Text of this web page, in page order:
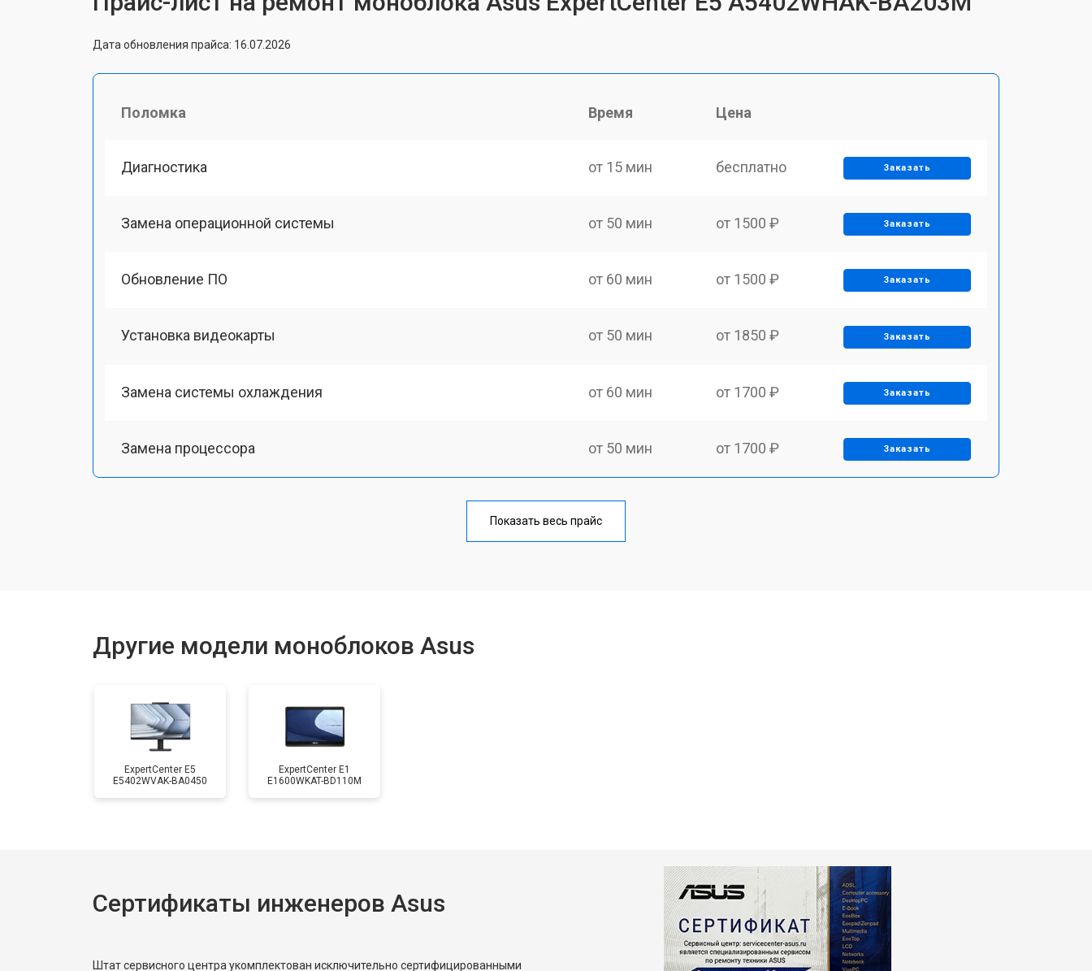
Дата обновления прайса: 16.07.2026
Поломка Время Цена
Диагностика от 15 мин бесплатно Заказать
Замена операционной системы от 50 мин от 1500 ₽ Заказать
Обновление ПО от 60 мин от 1500 ₽ Заказать
Установка видеокарты от 50 мин от 1850 ₽ Заказать
Замена системы охлаждения от 60 мин от 1700 ₽ Заказать
Замена процессора от 50 мин от 1700 ₽ Заказать
от 60 мин
Показать весь прайс
Другие модели моноблоков Asus
ExpertCenter E5
E5402WVAK-BA0450
ExpertCenter E1
E1600WKAT-BD110M
Сертификаты инженеров Asus
Штат сервисного центра укомплектован исключительно сертифицированными